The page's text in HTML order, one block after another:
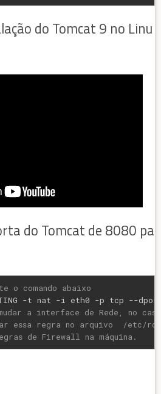
do Tomcat 9 no Linu
do Tomcat de 8080 pa
o comando abaixo
-t nat -i eth0 -p tcp --
a interface de Rede, no
essa regra no arquivo  /etc/
de Firewall na máquina.